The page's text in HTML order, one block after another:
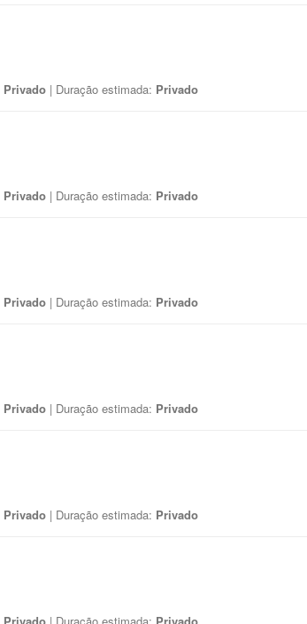
Privado | Duração estimada: Privado
Privado | Duração estimada: Privado
Privado | Duração estimada: Privado
Privado | Duração estimada: Privado
Privado | Duração estimada: Privado